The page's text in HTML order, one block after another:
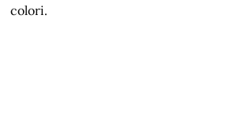
colori.